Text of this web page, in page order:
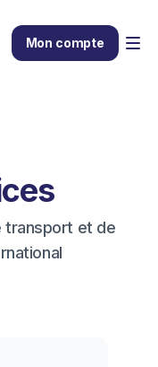
Mon compte
transport et de